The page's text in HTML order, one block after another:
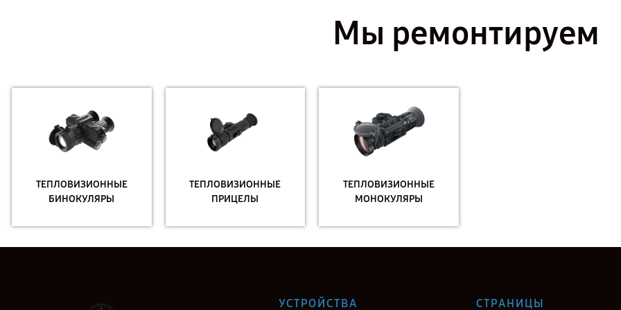
Мы ремонтируем
ТЕПЛОВИЗИОННЫЕ
БИНОКУЛЯРЫ
ТЕПЛОВИЗИОННЫЕ
ПРИЦЕЛЫ
ТЕПЛОВИЗИОННЫЕ
МОНОКУЛЯРЫ
УСТРОЙСТВА СТРАНИЦЫ